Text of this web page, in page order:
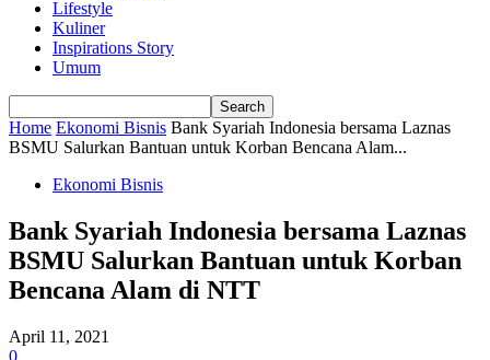
Lifestyle
Kuliner
Inspirations Story
Umum
Home Ekonomi Bisnis Bank Syariah Indonesia bersama Laznas
BSMU Salurkan Bantuan untuk Korban Bencana Alam...
Ekonomi Bisnis
Bank Syariah Indonesia bersama Laznas
BSMU Salurkan Bantuan untuk Korban
Bencana Alam di NTT
April 11, 2021
0